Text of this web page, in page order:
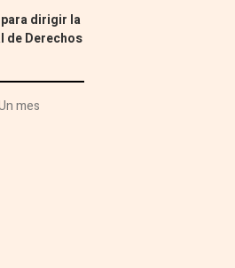
dirigir la
de Derechos
mes